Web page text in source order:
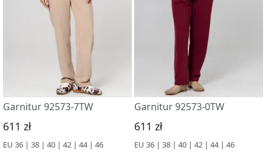
Garnitur 92573-7TW
611 zł
EU 36 | 38 | 40 | 42 | 44 | 46
Garnitur 92573-0TW
611 zł
EU 36 | 38 | 40 | 42 | 44 | 46